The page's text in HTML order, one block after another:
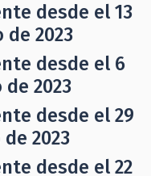
desde el 13
2023
desde el 6
2023
desde el 29
2023
desde el 22